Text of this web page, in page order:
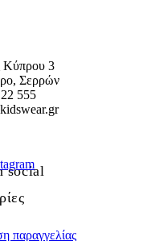
Κύπρου 3
Σερρών
555
social
παραγγελίας